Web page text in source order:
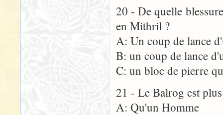
20 - De quelle
en Mithril ?
A: Un coup de lance
B: un coup de lance
C: un bloc de pierre
21 - Le Balrog est
A: Qu'un Homme